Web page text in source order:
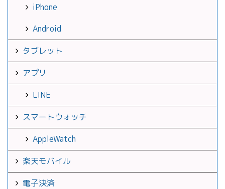
iPhone
Android
タブレット
アプリ
LINE
スマートウォッチ
AppleWatch
楽天モバイル
電子決済